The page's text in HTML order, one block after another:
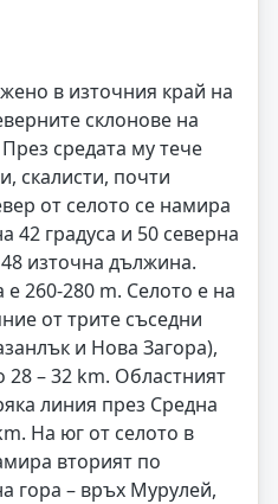
в източния край на
склонове на
средата му тече
скалисти, почти
от селото се намира
42 градуса и 50 северна
източна дължина.
260-280 m. Селото е на
от трите съседни
и Нова Загора),
28 – 32 km. Областният
линия през Средна
На юг от селото в
вторият по
гора – връх Мурулей,